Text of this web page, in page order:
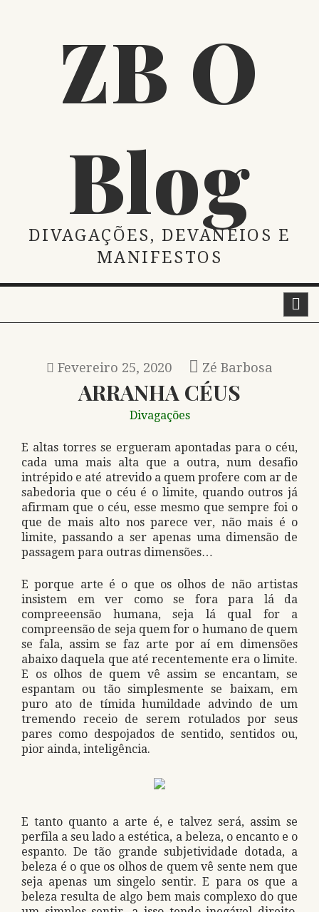
ZB O
Blog
DIVAGAÇÕES, DEVANEIOS E
MANIFESTOS
Fevereiro 25, 2020 Zé Barbosa
ARRANHA CÉUS
Divagações
E altas torres se ergueram apontadas para o céu,
cada uma mais alta que a outra, num desafio
intrépido e até atrevido a quem profere com ar de
sabedoria que o céu é o limite, quando outros já
afirmam que o céu, esse mesmo que sempre foi o
que de mais alto nos parece ver, não mais é o
limite, passando a ser apenas uma dimensão de
passagem para outras dimensões…
E porque arte é o que os olhos de não artistas
insistem em ver como se fora para lá da
compreeensão humana, seja lá qual for a
compreensão de seja quem for o humano de quem
se fala, assim se faz arte por aí em dimensões
abaixo daquela que até recentemente era o limite.
E os olhos de quem vê assim se encantam, se
espantam ou tão simplesmente se baixam, em
puro ato de tímida humildade advindo de um
tremendo receio de serem rotulados por seus
pares como despojados de sentido, sentidos ou,
pior ainda, inteligência.
E tanto quanto a arte é, e talvez será, assim se
perfila a seu lado a estética, a beleza, o encanto e o
espanto. De tão grande subjetividade dotada, a
beleza é o que os olhos de quem vê sente nem que
seja apenas um singelo sentir. E para os que a
beleza resulta de algo bem mais complexo do que